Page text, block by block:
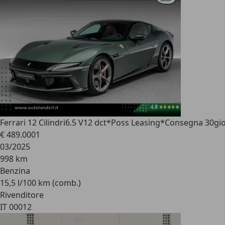
Ferrari 12 Cilindri6.5 V12 dct*Poss Leasing*Consegna
€ 489.0001
03/2025
998 km
Benzina
15,5 l/100 km (comb.)
Rivenditore
IT 00012